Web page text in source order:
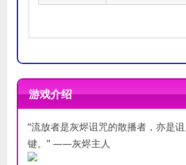
最低
2.0+ support
存储空间:
处理器
内存
游戏介绍
“流放者是灰烬诅咒的散播者，亦是
键。” ——灰烬主人